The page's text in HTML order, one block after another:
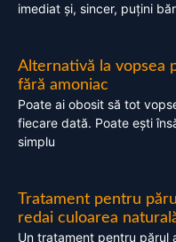
imediat și, sincer, puțini
Alternativă la vopsea
fără amoniac
Poate ai obosit să tot
fiecare dată. Poate ești
simplu
Tratament pentru
redai culoarea
Un tratament pentru părul